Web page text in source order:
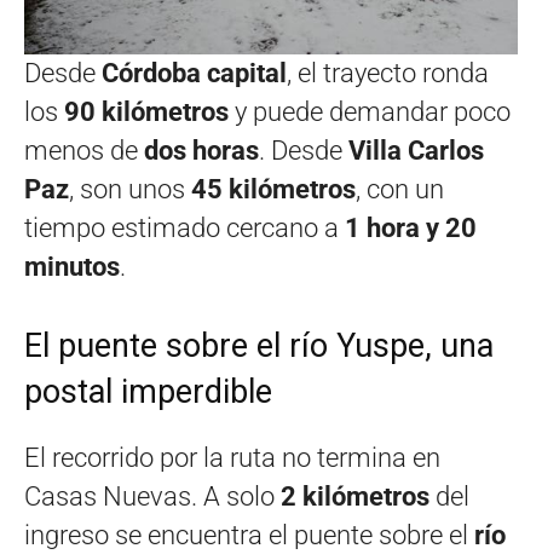
Desde Córdoba capital , el trayecto ronda
los 90 kilómetros y puede demandar poco
menos de dos horas. Desde Villa Carlos
Paz, son unos 45 kilómetros, con un
tiempo estimado cercano a 1 hora y 20
minutos.
El puente sobre el río Yuspe, una
postal imperdible
El recorrido por la ruta no termina en
Casas Nuevas. A solo 2 kilómetros del
ingreso se encuentra el puente sobre el río